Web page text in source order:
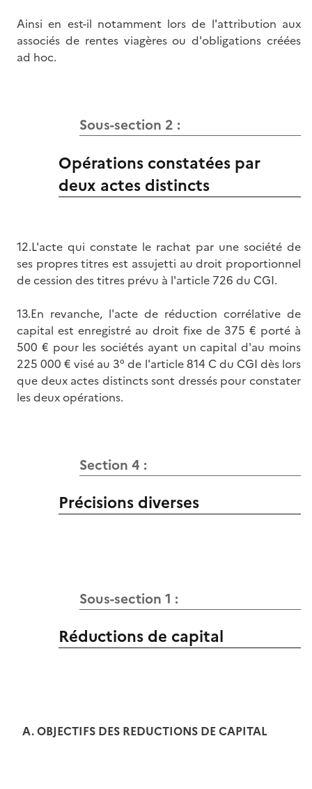
Ainsi en est-il notamment lors de l'attribution aux
associés de rentes viagères ou d'obligations créées
ad hoc.
Sous-section 2 :
Opérations constatées par
deux actes distincts
12.L'acte qui constate le rachat par une société de
ses propres titres est assujetti au droit proportionnel
de cession des titres prévu à l'article 726 du CGI.
13.En revanche, l'acte de réduction corrélative de
capital est enregistré au droit fixe de 375 € porté à
500 € pour les sociétés ayant un capital d'au moins
225 000 € visé au 3° de l'article 814 C du CGI dès lors
que deux actes distincts sont dressés pour constater
les deux opérations.
Section 4 :
Précisions diverses
Sous-section 1 :
Réductions de capital
A.OBJECTIFS DES REDUCTIONS DE CAPITAL